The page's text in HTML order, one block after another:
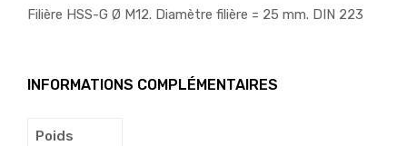
Filière HSS-G Ø M12. Diamètre filière = 25 mm. DIN 223
INFORMATIONS COMPLÉMENTAIRES
Poids